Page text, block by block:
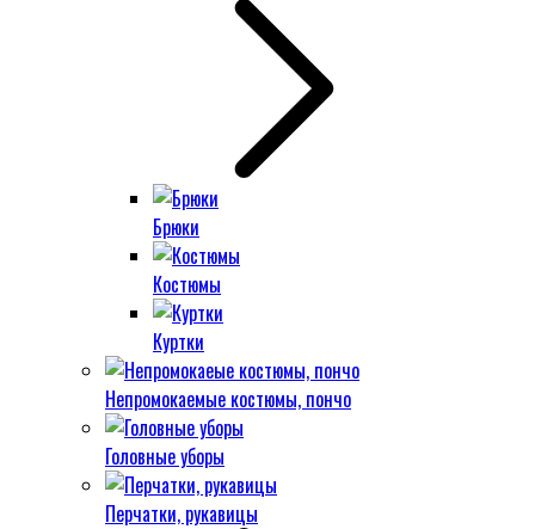
Брюки
Костюмы
Куртки
Непромокаемые костюмы, пончо
Головные уборы
Перчатки, рукавицы